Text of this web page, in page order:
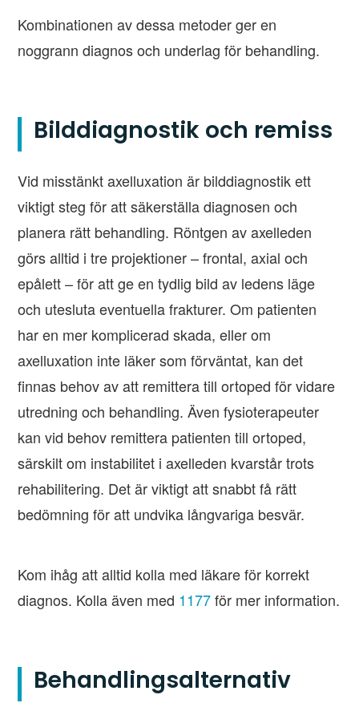
Kombinationen av dessa metoder ger en
noggrann diagnos och underlag för behandling.
Bilddiagnostik och remiss
Vid misstänkt axelluxation är bilddiagnostik ett
viktigt steg för att säkerställa diagnosen och
planera rätt behandling. Röntgen av axelleden
görs alltid i tre projektioner – frontal, axial och
epålett – för att ge en tydlig bild av ledens läge
och utesluta eventuella frakturer. Om patienten
har en mer komplicerad skada, eller om
axelluxation inte läker som förväntat, kan det
finnas behov av att remittera till ortoped för vidare
utredning och behandling. Även fysioterapeuter
kan vid behov remittera patienten till ortoped,
särskilt om instabilitet i axelleden kvarstår trots
rehabilitering. Det är viktigt att snabbt få rätt
bedömning för att undvika långvariga besvär.
Kom ihåg att alltid kolla med läkare för korrekt
diagnos. Kolla även med 1177för mer information.
Behandlingsalternativ